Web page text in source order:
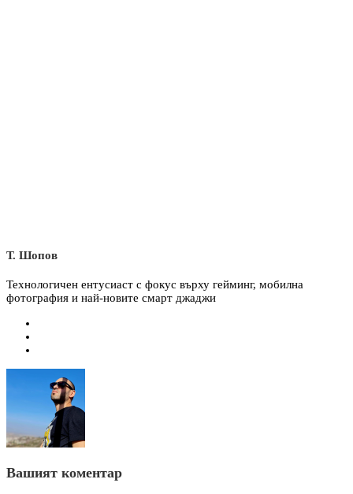
Т. Шопов
Технологичен ентусиаст с фокус върху гейминг, мобилна
фотография и най-новите смарт джаджи
Вашият коментар